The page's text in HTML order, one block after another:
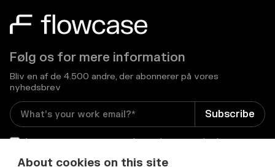
About cookies on this site
Følg os for mere information
Bliv en af de 4.500 andre, der abonnerer på vores
nyhedsbrev
I consent to receive email newsletters and other